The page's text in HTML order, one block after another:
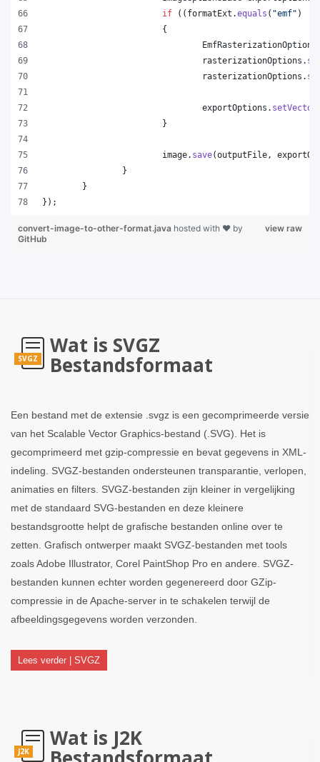
if (( formatExt .equals ( "emf" )
			{
EmfRasterizationOptions
rasterizationOptions .
rasterizationOptions .
exportOptions .
			}
image. save(outputFile ,
		}
	}
});
view raw
convert-image-to-other-format.java hosted with ❤ by
GitHub
SVGZ
Wat is SVGZ
Bestandsformaat
Een bestand met de extensie .svgz is een gecomprimeerde versie
van het Scalable Vector Graphics-bestand (.SVG). Het is
gecomprimeerd met gzip-compressie en bevat gegevens in XML-
indeling. SVGZ-bestanden ondersteunen transparantie, verlopen,
animaties en filters. SVGZ-bestanden zijn kleiner in vergelijking
met de standaard SVG-bestanden en deze kleinere
bestandsgrootte helpt de grafische bestanden online over te
zetten. Grafisch ontwerper maakt SVGZ-bestanden met tools
zoals Adobe Illustrator, Corel PaintShop Pro en andere. SVGZ-
bestanden kunnen echter worden gegenereerd door GZip-
compressie in de Apache-server in te schakelen terwijl de
afbeeldingsgegevens worden verzonden.
Lees verder | SVGZ
J2K
Wat is J2K